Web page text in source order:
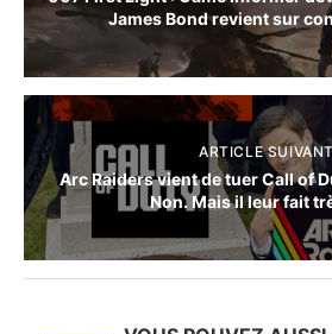
James Bond revient sur
ARTICLE SUIVANT
Arc Raiders vient de tuer Call of
Non. Mais il leur fait